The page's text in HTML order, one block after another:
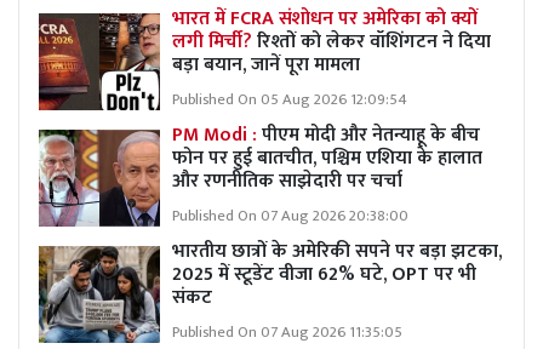
भारत में FCRA संशोधन पर अमेरिका को क्यों
लगी मिर्ची?रिश्तों को लेकर वॉशिंगटन ने दिया
बड़ा बयान, जानें पूरा मामला
Published On 05 Aug 2026 12:09:54
PM Modi :पीएम मोदी और नेतन्याहू के बीच
फोन पर हुई बातचीत, पश्चिम एशिया के हालात
और रणनीतिक साझेदारी पर चर्चा
Published On 07 Aug 2026 20:38:00
भारतीय छात्रों के अमेरिकी सपने पर बड़ा झटका,
2025 में स्टूडेंट वीजा 62% घटे, OPT पर भी
संकट
Published On 07 Aug 2026 11:35:05